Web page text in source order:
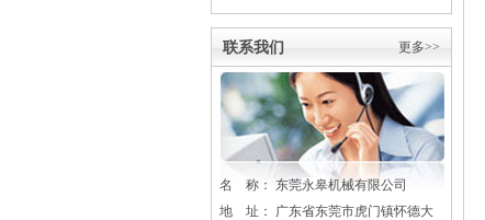
更多>>
联系我们
名 称： 东莞永皋机械有限公司
地 址： 广东省东莞市虎门镇怀德大